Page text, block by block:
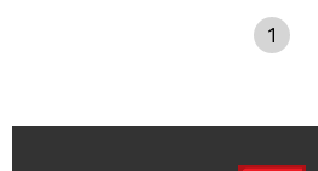
1